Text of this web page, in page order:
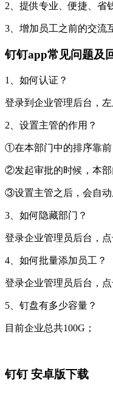
2、提供专业、便捷、省
3、增加员工之前的交流
钉钉app常见问题及
1、如何认证？
登录到企业管理后台，
2、设置主管的作用？
①在本部门中的排序靠前
②发起审批的时候，本部
③设置主管之后，会自动
3、如何隐藏部门？
登录企业管理员后台，
4、如何批量添加员工？
登录企业管理员后台，
5、钉盘有多少容量？
目前企业总共100G；
钉钉 安卓版下载